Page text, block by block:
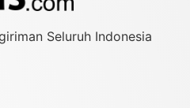
Seluruh Indonesia